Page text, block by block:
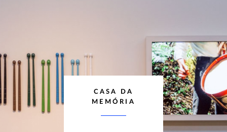
CASA DA
MEMÓRIA